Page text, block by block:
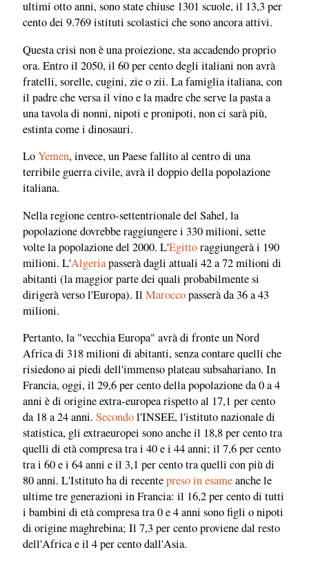
ultimi otto anni, sono state chiuse 1301 scuole, il 13,3 per
cento dei 9.769 istituti scolastici che sono ancora attivi.
Questa crisi non è una proiezione, sta accadendo proprio
ora. Entro il 2050, il 60 per cento degli italiani non avrà
fratelli, sorelle, cugini, zie o zii. La famiglia italiana, con
il padre che versa il vino e la madre che serve la pasta a
una tavola di nonni, nipoti e pronipoti, non ci sarà più,
estinta come i dinosauri.
LoYemen, invece, un Paese fallito al centro di una
terribile guerra civile, avrà il doppio della popolazione
italiana.
Nella regione centro-settentrionale del Sahel, la
popolazione dovrebbe raggiungere i 330 milioni, sette
volte la popolazione del 2000. L'Egittoraggiungerà i 190
milioni. L'Algeriapasserà dagli attuali 42 a 72 milioni di
abitanti (la maggior parte dei quali probabilmente si
dirigerà verso l'Europa). Il Maroccopasserà da 36 a 43
milioni.
Pertanto, la "vecchia Europa" avrà di fronte un Nord
Africa di 318 milioni di abitanti, senza contare quelli che
risiedono ai piedi dell'immenso plateau subsahariano. In
Francia, oggi, il 29,6 per cento della popolazione da 0 a 4
anni è di origine extra-europea rispetto al 17,1 per cento
da 18 a 24 anni. Secondol'INSEE, l'istituto nazionale di
statistica, gli extraeuropei sono anche il 18,8 per cento tra
quelli di età compresa tra i 40 e i 44 anni; il 7,6 per cento
tra i 60 e i 64 anni e il 3,1 per cento tra quelli con più di
80 anni. L'Istituto ha di recentepreso in esameanche le
ultime tre generazioni in Francia: il 16,2 per cento di tutti
i bambini di età compresa tra 0 e 4 anni sono figli o nipoti
di origine maghrebina; Il 7,3 per cento proviene dal resto
dell'Africa e il 4 per cento dall'Asia.